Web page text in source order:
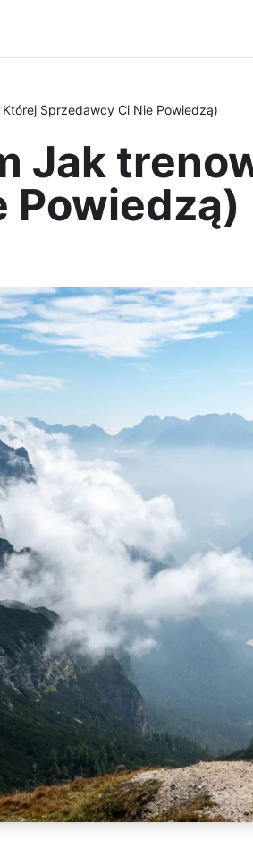
Sprzedawcy Ci Nie Powiedzą)
Jak
Powiedzą)